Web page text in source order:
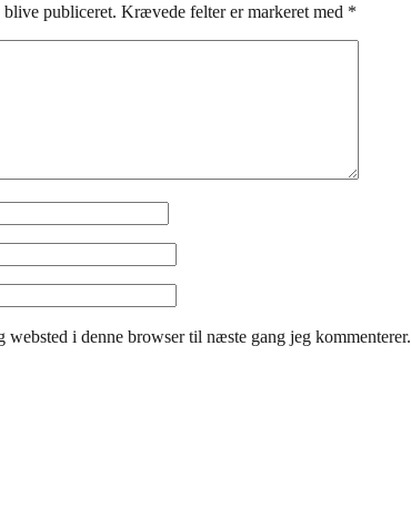
publiceret. Krævede felter er markeret med *
websted i denne browser til næste gang jeg kommenterer.